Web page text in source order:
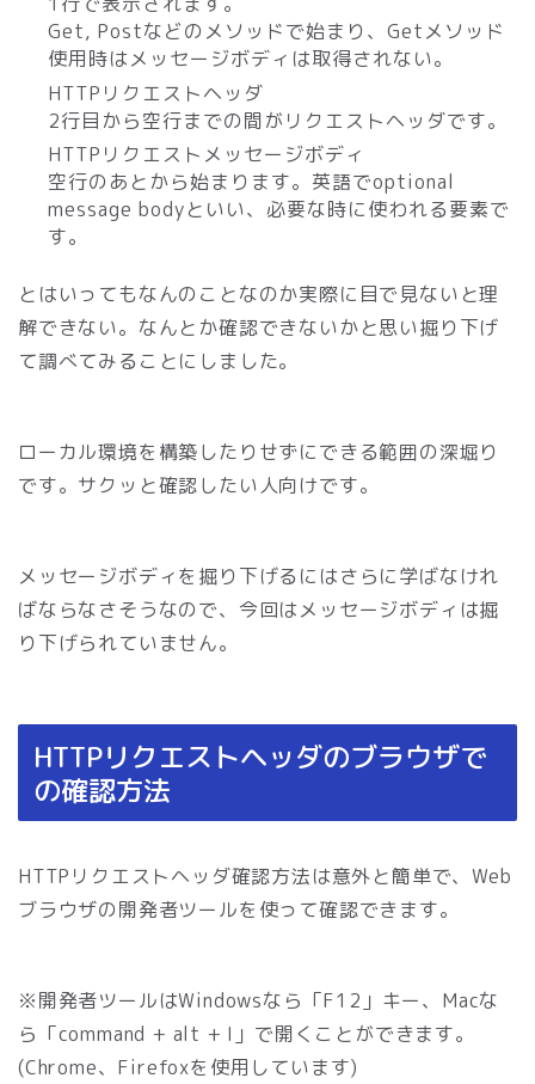
Get, Postなどのメソッドで始まり、Getメソッド
使用時はメッセージボディは取得されない。
HTTPリクエストヘッダ
2行目から空行までの間がリクエストヘッダです。
HTTPリクエストメッセージボディ
空行のあとから始まります。英語でoptional
message bodyといい、必要な時に使われる要素で
す。
とはいってもなんのことなのか実際に目で見ないと理
解できない。なんとか確認できないかと思い掘り下げ
て調べてみることにしました。
ローカル環境を構築したりせずにできる範囲の深堀り
です。サクッと確認したい人向けです。
メッセージボディを掘り下げるにはさらに学ばなけれ
ばならなさそうなので、今回はメッセージボディは掘
り下げられていません。
HTTPリクエストヘッダのブラウザで
の確認方法
HTTPリクエストヘッダ確認方法は意外と簡単で、Web
ブラウザの開発者ツールを使って確認できます。
※開発者ツールはWindowsなら「F12」キー、Macな
ら「command + alt + I」で開くことができます。
(Chrome、Firefoxを使用しています)